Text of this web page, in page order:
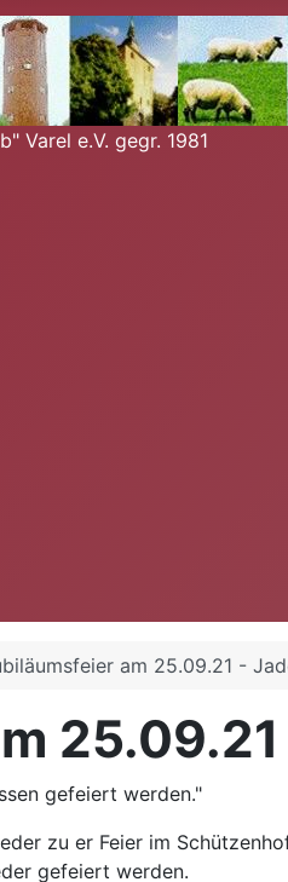
Varel e.V. gegr. 1981
am 25.09.21 -
gefeiert werden."
zu er Feier im
gefeiert werden.